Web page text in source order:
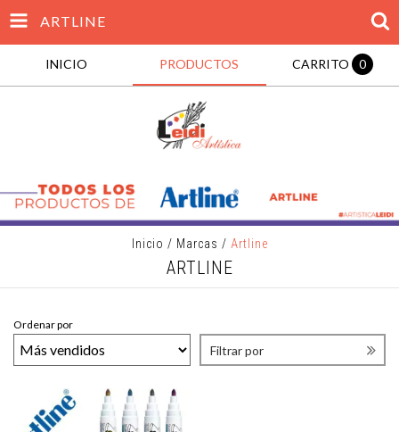
ARTLINE
INICIO PRODUCTOS CARRITO 0
Inicio / Marcas / Artline
ARTLINE
Ordenar por
Filtrar por